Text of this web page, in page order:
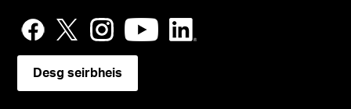
Desg seirbheis